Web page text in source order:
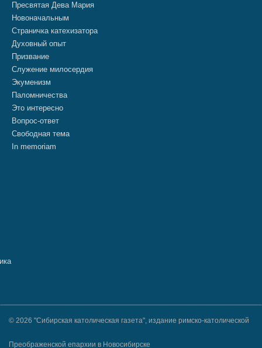
Пресвятая Дева Мария
Новоначальным
Страничка катехизатора
Духовный опыт
Призвание
Служение милосердия
Экуменизм
Паломничества
Это интересно
Вопрос-ответ
Свободная тема
In memoriam
© 2026 "Сибирская католическая газета", издание римско-католической
Преображенской епархии в Новосибирске